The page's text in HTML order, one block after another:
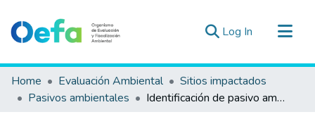
Log In (current)
Communities & Collections
All of DSpace
Home Evaluación Ambiental
Sitios impactados
Pasivos ambientales
Identificación de pasivo ambiental del subsector hidrocarburos con código de Ficha OEFA F01882, ubicado en el Lote IV, en el distrito de Pariñas de la provincia Talara del departamento de Piura